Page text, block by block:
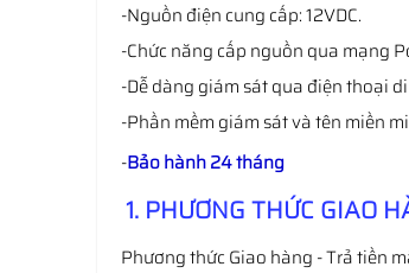
-Nguồn điện cung cấp: 12VDC.
-Chức năng cấp nguồn qua mạng
-Dễ dàng giám sát qua điện thoại
-Phần mềm giám sát và tên miền
-Bảo hành 24 tháng
1. PHƯƠNG THỨC GIAO
Phương thức Giao hàng - Trả tiền